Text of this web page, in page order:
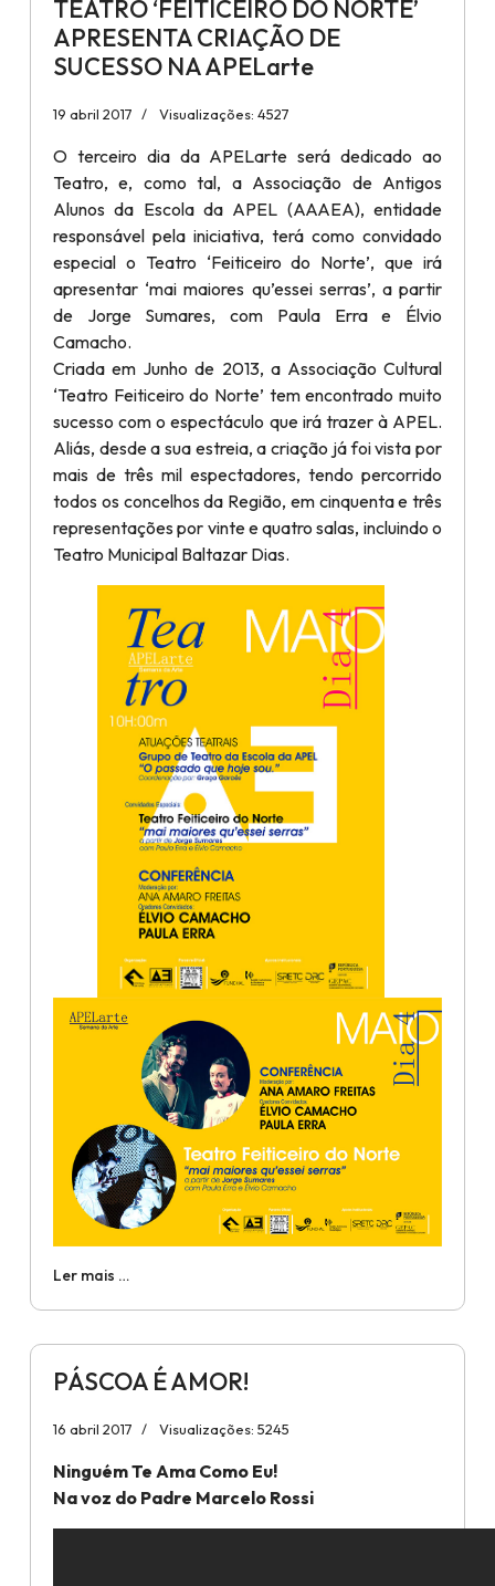
TEATRO ‘FEITICEIRO DO NORTE’
APRESENTA CRIAÇÃO DE
SUCESSO NA APELarte
19 abril 2017 Visualizações: 4527
O terceiro dia da APELarte será dedicado ao
Teatro, e, como tal, a Associação de Antigos
Alunos da Escola da APEL (AAAEA), entidade
responsável pela iniciativa, terá como convidado
especial o Teatro ‘Feiticeiro do Norte’, que irá
apresentar ‘mai maiores qu’essei serras’, a partir
de Jorge Sumares, com Paula Erra e Élvio
Camacho.
Criada em Junho de 2013, a Associação Cultural
‘Teatro Feiticeiro do Norte’ tem encontrado muito
sucesso com o espectáculo que irá trazer à APEL.
Aliás, desde a sua estreia, a criação já foi vista por
mais de três mil espectadores, tendo percorrido
todos os concelhos da Região, em cinquenta e três
representações por vinte e quatro salas, incluindo o
Teatro Municipal Baltazar Dias.
Ler mais …
PÁSCOA É AMOR!
16 abril 2017 Visualizações: 5245
Ninguém Te Ama Como Eu!
Na voz do Padre Marcelo Rossi